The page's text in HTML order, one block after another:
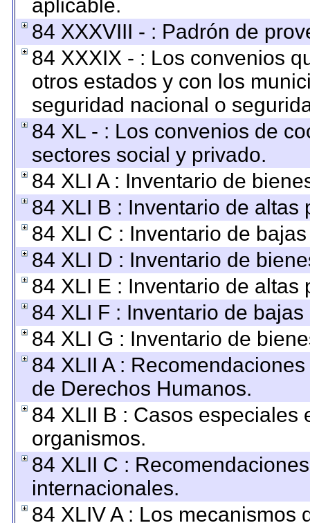
aplicable.
84 XXXVIII - : Padrón de
84 XXXIX - : Los convenios
otros estados y con los
seguridad nacional o
84 XL - : Los convenios de
sectores social y privado.
84 XLI A : Inventario de
84 XLI B : Inventario de
84 XLI C : Inventario de
84 XLI D : Inventario de
84 XLI E : Inventario de
84 XLI F : Inventario de
84 XLI G : Inventario de
84 XLII A :
de Derechos Humanos.
84 XLII B : Casos especiales
organismos.
84 XLII C :
internacionales.
84 XLIV A : Los mecanismos